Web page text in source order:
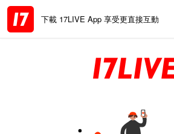
下載 17LIVE App 享受更直接互動